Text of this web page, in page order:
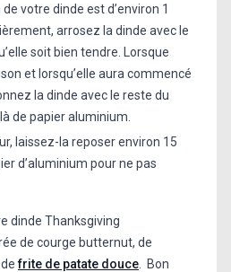
de votre dinde est d’environ 1
arrosez la dinde avec le
soit bien tendre. Lorsque
et lorsqu’elle aura commencé
la dinde avec le reste du
de papier aluminium.
laissez-la reposer environ 15
d’aluminium pour ne pas
dinde Thanksgiving
de courge butternut, de
defrite de patate douce . Bon